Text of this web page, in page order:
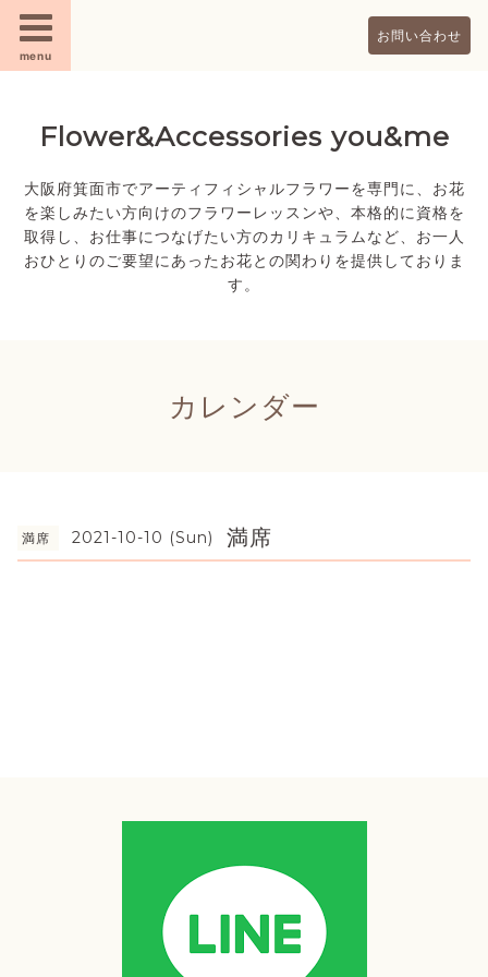
menu
お問い合わせ
Flower&Accessories you&me
大阪府箕面市でアーティフィシャルフラワーを専門に、お花
を楽しみたい方向けのフラワーレッスンや、本格的に資格を
取得し、お仕事につなげたい方のカリキュラムなど、お一人
おひとりのご要望にあったお花との関わりを提供しておりま
す。
カレンダー
満席 2021-10-10 (Sun) 満席